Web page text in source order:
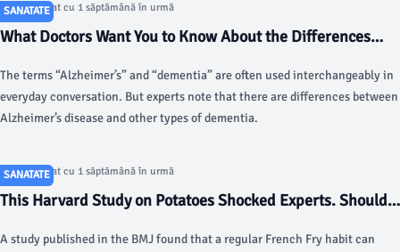
SANATATE
Articol postat cu 1 săptămână în urmă
What Doctors Want You to Know About the Differences
The terms “Alzheimer’s” and “dementia” are often used interchangeably in
everyday conversation. But experts note that there are differences between
Alzheimer’s disease and other types of dementia.
SANATATE
Articol postat cu 1 săptămână în urmă
This Harvard Study on Potatoes Shocked Experts. Should
A study published in the BMJ found that a regular French Fry habit can